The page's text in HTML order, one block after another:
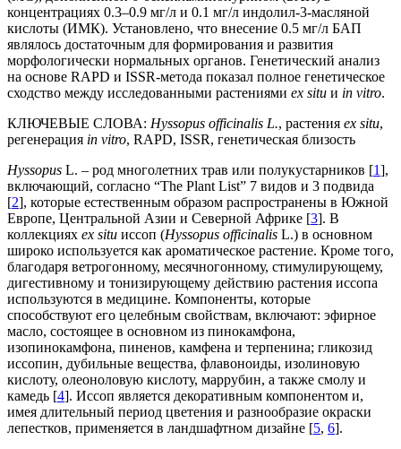
концентрациях 0.3–0.9 мг/л и 0.1 мг/л индолил-3-масляной
кислоты (ИМК). Установлено, что внесение 0.5 мг/л БАП
являлось достаточным для формирования и развития
морфологически нормальных органов. Генетический анализ
на основе RAPD и ISSR-метода показал полное генетическое
сходство между исследованными растениями ex situ и in vitro.
КЛЮЧЕВЫЕ СЛОВА: Hyssopus officinalis L., растения ex situ,
регенерация in vitro, RAPD, ISSR, генетическая близость
Hyssopus L. – род многолетних трав или полукустарников [1],
включающий, согласно “The Plant List” 7 видов и 3 подвида
[2], которые естественным образом распространены в Южной
Европе, Центральной Азии и Северной Африке [3]. В
коллекциях ex situ иссоп (Hyssopus officinalis L.) в основном
широко используется как ароматическое растение. Кроме того,
благодаря ветрогонному, месячногонному, стимулирующему,
дигестивному и тонизирующему действию растения иссопа
используются в медицине. Компоненты, которые
способствуют его целебным свойствам, включают: эфирное
масло, состоящее в основном из пинокамфона,
изопинокамфона, пиненов, камфена и терпенина; гликозид
иссопин, дубильные вещества, флавоноиды, изолиновую
кислоту, олеоноловую кислоту, маррубин, а также смолу и
камедь [4]. Иссоп является декоративным компонентом и,
имея длительный период цветения и разнообразие окраски
лепестков, применяется в ландшафтном дизайне [5, 6].